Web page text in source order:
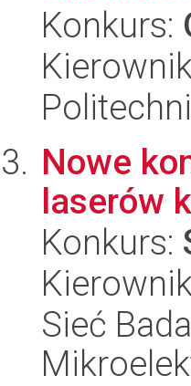
Konkurs:
Nowe
laserów
Konkurs:
Sieć